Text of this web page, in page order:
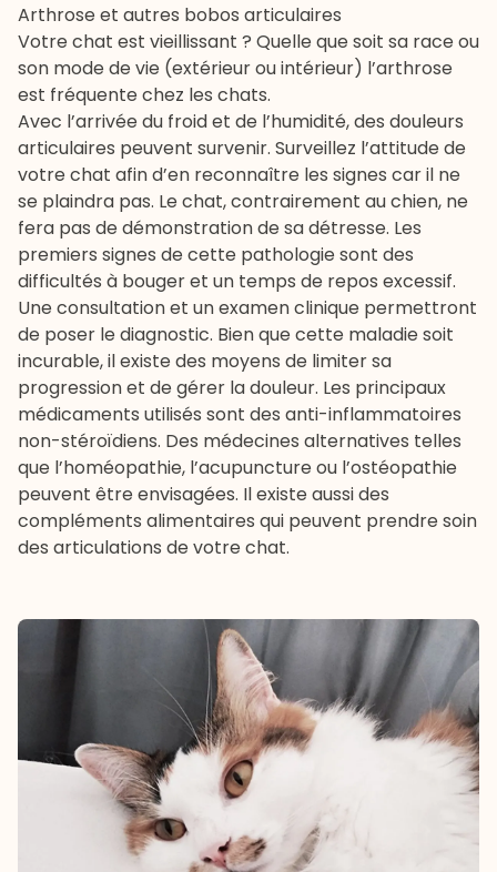
Arthrose et autres bobos articulaires
Votre chat est vieillissant ? Quelle que soit sa race ou
son mode de vie (extérieur ou intérieur) l’arthrose
est fréquente chez les chats.
Avec l’arrivée du froid et de l’humidité, des douleurs
articulaires peuvent survenir. Surveillez l’attitude de
votre chat afin d’en reconnaître les signes car il ne
se plaindra pas. Le chat, contrairement au chien, ne
fera pas de démonstration de sa détresse. Les
premiers signes de cette pathologie sont des
difficultés à bouger et un temps de repos excessif.
Une consultation et un examen clinique permettront
de poser le diagnostic. Bien que cette maladie soit
incurable, il existe des moyens de limiter sa
progression et de gérer la douleur. Les principaux
médicaments utilisés sont des anti-inflammatoires
non-stéroïdiens. Des médecines alternatives telles
que l’homéopathie, l’acupuncture ou l’ostéopathie
peuvent être envisagées. Il existe aussi des
compléments alimentaires qui peuvent prendre soin
des articulations de votre chat.